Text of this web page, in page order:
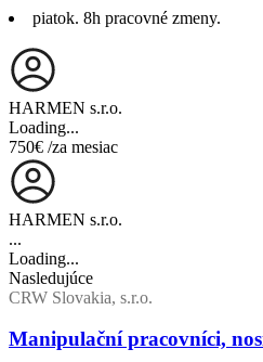
piatok. 8h pracovné zmeny.
HARMEN s.r.o.
Loading...
750€ /za mesiac
HARMEN s.r.o.
...
Loading...
Nasledujúce
CRW Slovakia, s.r.o.
Manipulační pracovníci,